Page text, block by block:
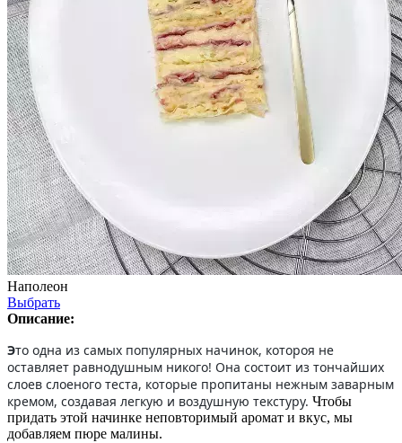
Наполеон
Выбрать
Описание:
Это одна из самых популярных начинок, котороя не
оставляет равнодушным никого! Она состоит из тончайших
слоев слоеного теста, которые пропитаны нежным заварным
кремом, создавая легкую и воздушную текстуру. Чтобы
придать этой начинке неповторимый аромат и вкус, мы
добавляем пюре малины.